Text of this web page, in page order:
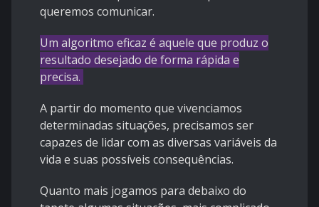
queremos comunicar.
Um algoritmo eficaz é aquele que produz o
resultado desejado de forma rápida e
precisa.
A partir do momento que vivenciamos
determinadas situações, precisamos ser
capazes de lidar com as diversas variáveis da
vida e suas possíveis consequências.
Quanto mais jogamos para debaixo do